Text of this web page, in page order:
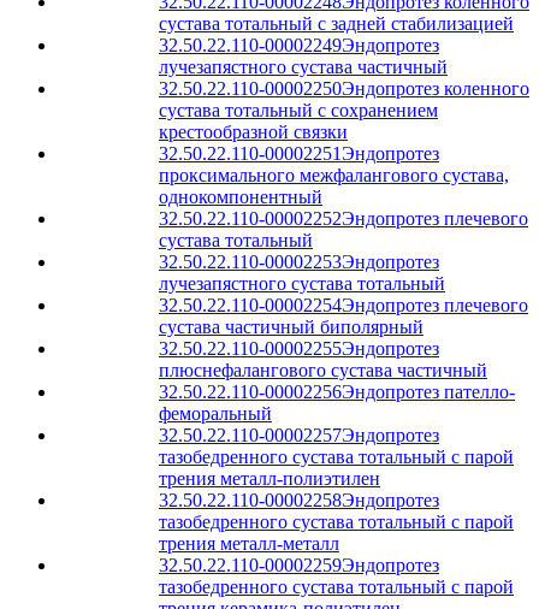
сустава тотальный с задней стабилизацией
32.50.22.110-00002249Эндопротез
лучезапястного сустава частичный
32.50.22.110-00002250Эндопротез коленного
сустава тотальный с сохранением
крестообразной связки
32.50.22.110-00002251Эндопротез
проксимального межфалангового сустава,
однокомпонентный
32.50.22.110-00002252Эндопротез плечевого
сустава тотальный
32.50.22.110-00002253Эндопротез
лучезапястного сустава тотальный
32.50.22.110-00002254Эндопротез плечевого
сустава частичный биполярный
32.50.22.110-00002255Эндопротез
плюснефалангового сустава частичный
32.50.22.110-00002256Эндопротез пателло-
феморальный
32.50.22.110-00002257Эндопротез
тазобедренного сустава тотальный с парой
трения металл-полиэтилен
32.50.22.110-00002258Эндопротез
тазобедренного сустава тотальный с парой
трения металл-металл
32.50.22.110-00002259Эндопротез
тазобедренного сустава тотальный с парой